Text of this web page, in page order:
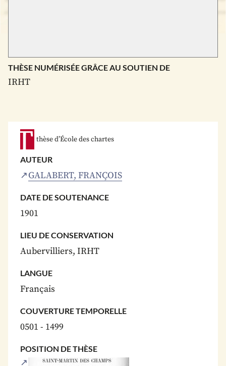
THÈSE NUMÉRISÉE GRÂCE AU SOUTIEN DE
IRHT
thèse d’École des chartes
AUTEUR
GALABERT, FRANÇOIS
DATE DE SOUTENANCE
1901
LIEU DE CONSERVATION
Aubervilliers, IRHT
LANGUE
Français
COUVERTURE TEMPORELLE
0501 - 1499
POSITION DE THÈSE